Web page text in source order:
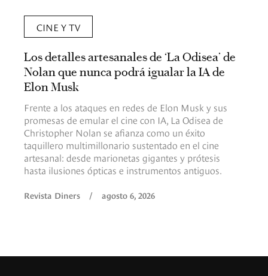
CINE Y TV
Los detalles artesanales de ‘La Odisea’ de
Nolan que nunca podrá igualar la IA de
Elon Musk
Frente a los ataques en redes de Elon Musk y sus
promesas de emular el cine con IA, La Odisea de
Christopher Nolan se afianza como un éxito
taquillero multimillonario sustentado en el cine
artesanal: desde marionetas gigantes y prótesis
hasta ilusiones ópticas e instrumentos antiguos.
Revista Diners / agosto 6, 2026